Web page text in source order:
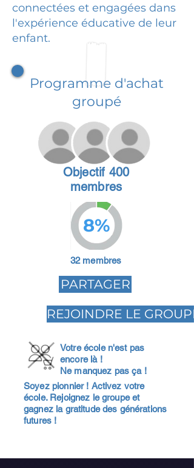
connectées et engagées dans
l'expérience éducative de leur
enfant.
Programme d'achat
groupé
Objectif 400
membres
8%
32 membres
PARTAGER
REJOINDRE LE GROUPE
Votre école n'est pas
encore là !
Ne manquez pas ça !
Soyez pionnier ! Activez votre
école. Rejoignez le groupe et
gagnez la gratitude des générations
futures !